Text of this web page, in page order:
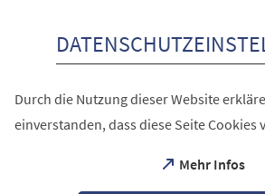
Durch die Nutzung dieser Website
einverstanden, dass diese Seite Cookies
Mehr Infos
(Öffnet